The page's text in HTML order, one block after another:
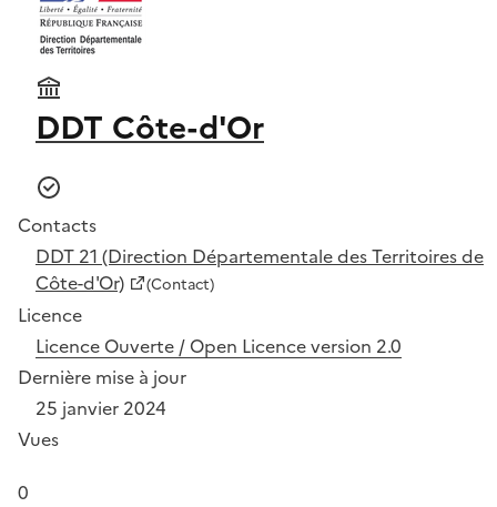
DDT Côte-d'Or
Contacts
DDT 21 (Direction Départementale des Territoires de
Côte-d'Or)
(Contact)
Licence
Licence Ouverte / Open Licence version 2.0
Dernière mise à jour
25 janvier 2024
Vues
0